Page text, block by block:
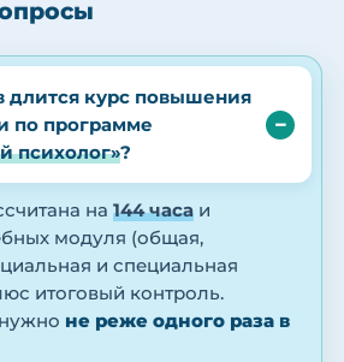
длится курс повышения
по программе
психолог»?
на 144 часа и
модуля (общая,
и специальная
итоговый контроль.
не реже одного раза в